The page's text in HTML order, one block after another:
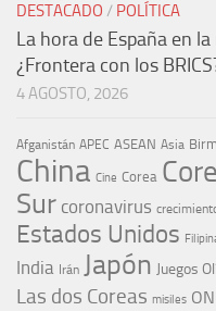
DESTACADO / POLÍTICA
La hora de España en
¿Frontera con los
4 AGOSTO, 2026
Afganistán APEC ASEAN Asia
China Cine Corea
Sur coronavirus
Estados Unidos
India Irán Japón Juegos
Las dos Coreas misiles